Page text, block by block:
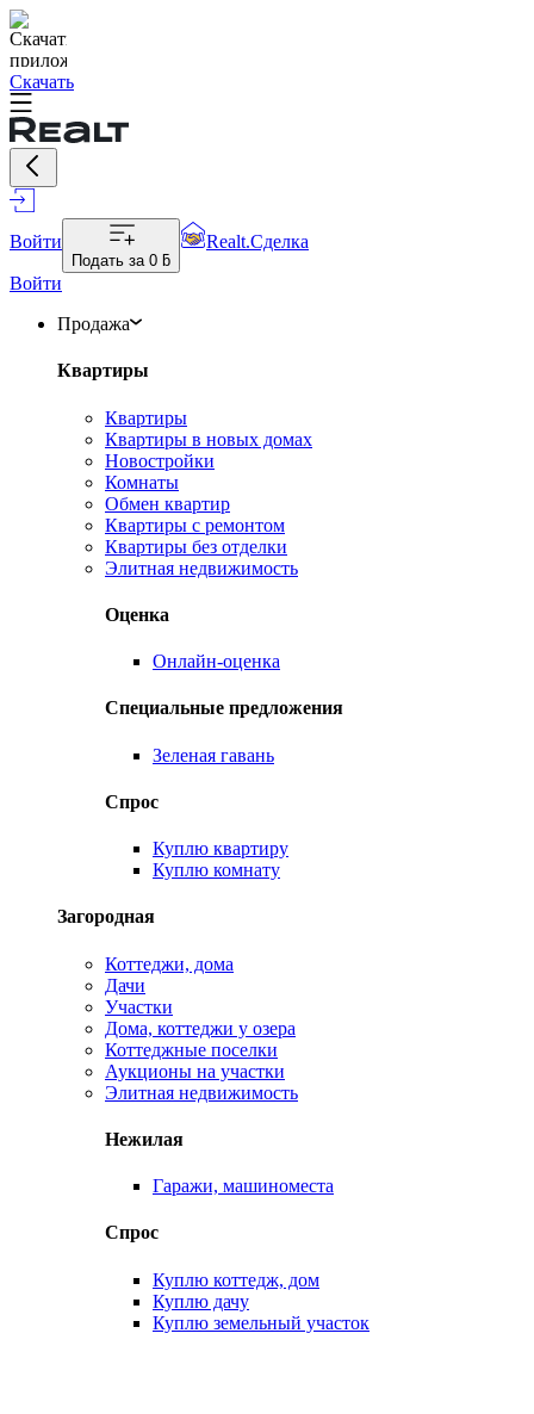
Скачать
Войти
Подать за 0 ƃ
Realt.Сделка
Войти
Продажа
Квартиры
Квартиры
Квартиры в новых домах
Новостройки
Комнаты
Обмен квартир
Квартиры с ремонтом
Квартиры без отделки
Элитная недвижимость
Оценка
Онлайн-оценка
Специальные предложения
Зеленая гавань
Спрос
Куплю квартиру
Куплю комнату
Загородная
Коттеджи, дома
Дачи
Участки
Дома, коттеджи у озера
Коттеджные поселки
Аукционы на участки
Элитная недвижимость
Нежилая
Гаражи, машиноместа
Спрос
Куплю коттедж, дом
Куплю дачу
Куплю земельный участок